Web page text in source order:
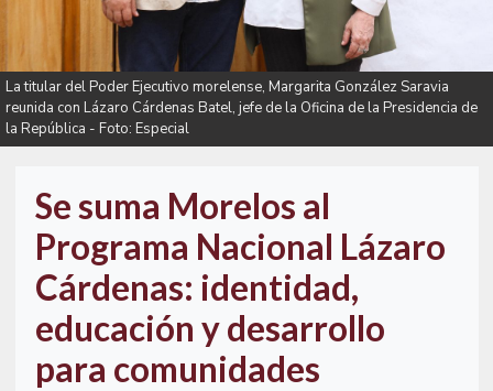
La titular del Poder Ejecutivo morelense, Margarita González Saravia
reunida con Lázaro Cárdenas Batel, jefe de la Oficina de la Presidencia de
la República - Foto: Especial
Se suma Morelos al
Programa Nacional Lázaro
Cárdenas: identidad,
educación y desarrollo
para comunidades